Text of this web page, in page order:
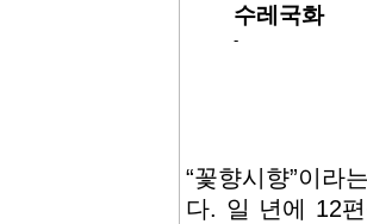
수레국화
-
“꽃향시향”이
다. 일 년에 12